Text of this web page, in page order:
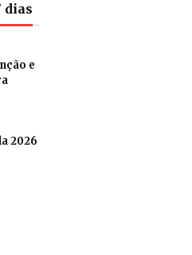
dias
e
2026